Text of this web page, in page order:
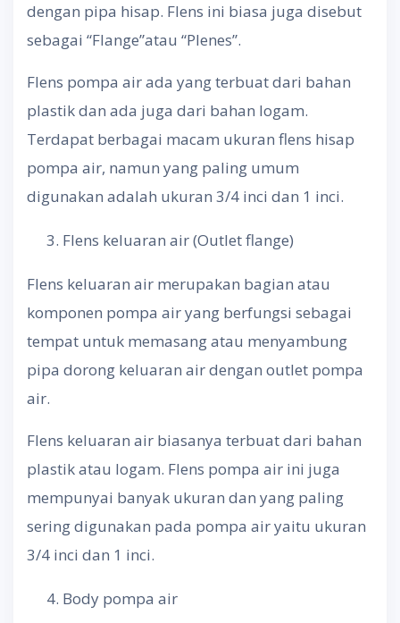
dengan pipa hisap. Flens ini biasa juga disebut
sebagai “Flange”atau “Plenes”.
Flens pompa air ada yang terbuat dari bahan
plastik dan ada juga dari bahan logam.
Terdapat berbagai macam ukuran flens hisap
pompa air, namun yang paling umum
digunakan adalah ukuran 3/4 inci dan 1 inci.
Flens keluaran air (Outlet flange)
Flens keluaran air merupakan bagian atau
komponen pompa air yang berfungsi sebagai
tempat untuk memasang atau menyambung
pipa dorong keluaran air dengan outlet pompa
air.
Flens keluaran air biasanya terbuat dari bahan
plastik atau logam. Flens pompa air ini juga
mempunyai banyak ukuran dan yang paling
sering digunakan pada pompa air yaitu ukuran
3/4 inci dan 1 inci.
Body pompa air